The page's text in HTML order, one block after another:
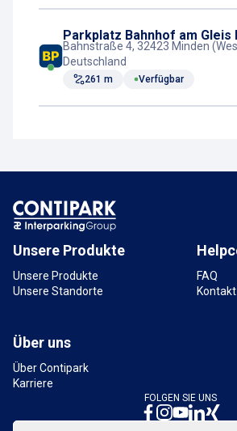
Parkplatz Bahnhof am Gleis
Bahnstraße 4, 32423 Minden
Deutschland
261 m Verfügbar
Unsere Produkte
Unsere Produkte
Unsere Standorte
FAQ
Kontakt
Über uns
Über Contipark
Karriere
FOLGEN SIE UNS